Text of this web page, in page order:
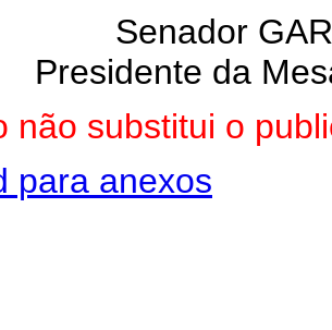
Senador
Presidente da
não substitui o
para anexos